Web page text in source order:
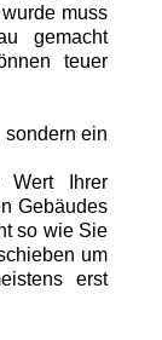
muss
gemacht
teuer
ein
Wert Ihrer
Gebäudes
so wie Sie
um
erst